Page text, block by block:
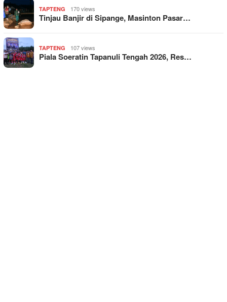
TAPTENG 170 views
Tinjau Banjir di Sipange, Masinton Pasar…
TAPTENG 107 views
Piala Soeratin Tapanuli Tengah 2026, Res…